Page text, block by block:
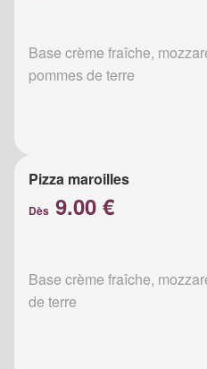
Base crème fraîche,
pommes de terre
Pizza maroilles
Dès 9.00 €
Base crème fraîche,
de terre